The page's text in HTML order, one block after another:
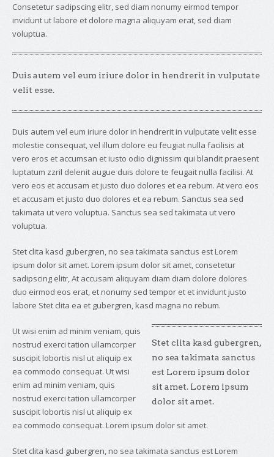
Consetetur sadipscing elitr, sed diam nonumy eirmod tempor
invidunt ut labore et dolore magna aliquyam erat, sed diam
voluptua.
Duis autem vel eum iriure dolor in hendrerit in vulputate
velit esse.
Duis autem vel eum iriure dolor in hendrerit in vulputate velit esse
molestie consequat, vel illum dolore eu feugiat nulla facilisis at
vero eros et accumsan et iusto odio dignissim qui blandit praesent
luptatum zzril delenit augue duis dolore te feugait nulla facilisi. At
vero eos et accusam et justo duo dolores et ea rebum. At vero eos
et accusam et justo duo dolores et ea rebum. Sanctus sea sed
takimata ut vero voluptua. Sanctus sea sed takimata ut vero
voluptua.
Stet clita kasd gubergren, no sea takimata sanctus est Lorem
ipsum dolor sit amet. Lorem ipsum dolor sit amet, consetetur
sadipscing elitr, At accusam aliquyam diam diam dolore dolores
duo eirmod eos erat, et nonumy sed tempor et et invidunt justo
labore Stet clita ea et gubergren, kasd magna no rebum.
Stet clita kasd gubergren,
no sea takimata sanctus
est Lorem ipsum dolor
sit amet. Lorem ipsum
dolor sit amet.
Ut wisi enim ad minim veniam, quis
nostrud exerci tation ullamcorper
suscipit lobortis nisl ut aliquip ex
ea commodo consequat. Ut wisi
enim ad minim veniam, quis
nostrud exerci tation ullamcorper
suscipit lobortis nisl ut aliquip ex
ea commodo consequat. Lorem ipsum dolor sit amet.
Stet clita kasd gubergren, no sea takimata sanctus est Lorem